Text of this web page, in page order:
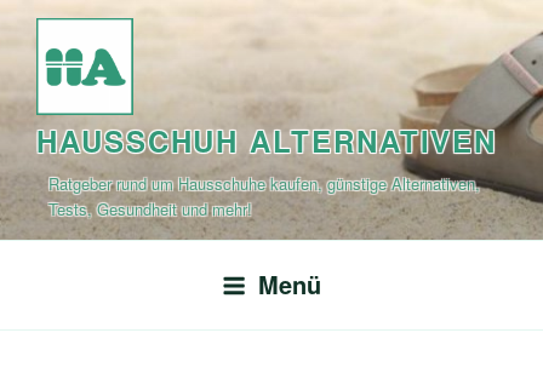
springen
HAUSSCHUH ALTERNATIVEN
Ratgeber rund um Hausschuhe kaufen, günstige Alternativen,
Tests, Gesundheit und mehr!
Menü